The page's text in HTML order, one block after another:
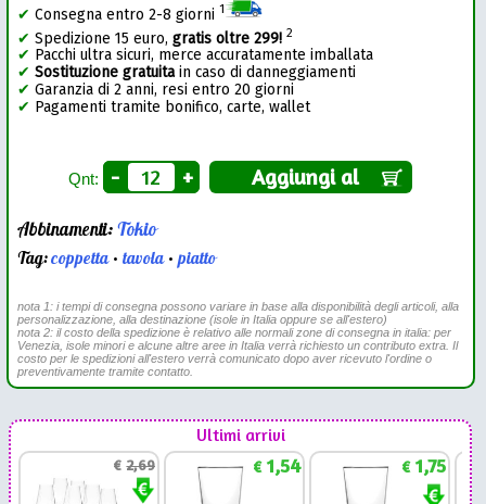
✔ Consegna entro 2-8 giorni 1
✔ Spedizione 15 euro,gratis oltre 299! 2
✔ Pacchi ultra sicuri, merce accuratamente imballata
✔ Sostituzione gratuitain caso di danneggiamenti
✔ Garanzia di 2 anni, resi entro 20 giorni
✔ Pagamenti tramite bonifico, carte, wallet
Qnt: - + Aggiungi al
Abbinamenti:Tokio
Tag:coppetta•tavola•piatto
nota 1: i tempi di consegna possono variare in base alla disponibilità degli articoli, alla
personalizzazione, alla destinazione (isole in Italia oppure se all'estero)
nota 2: il costo della spedizione è relativo alle normali zone di consegna in italia: per
Venezia, isole minori e alcune altre aree in Italia verrà richiesto un contributo extra. Il
costo per le spedizioni all'estero verrà comunicato dopo aver ricevuto l'ordine o
preventivamente tramite contatto.
Ultimi arrivi
€2,69 €1,54 €1,75